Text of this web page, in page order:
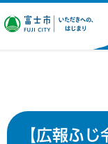
富士市 いただ
【広報ふ